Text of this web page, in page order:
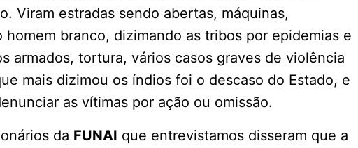
Viram estradas sendo abertas, máquinas,
homem branco, dizimando as tribos por epidemias e
armados, tortura, vários casos graves de violência
mais dizimou os índios foi o descaso do Estado, e
as vítimas por ação ou omissão.
da FUNAI que entrevistamos disseram que a